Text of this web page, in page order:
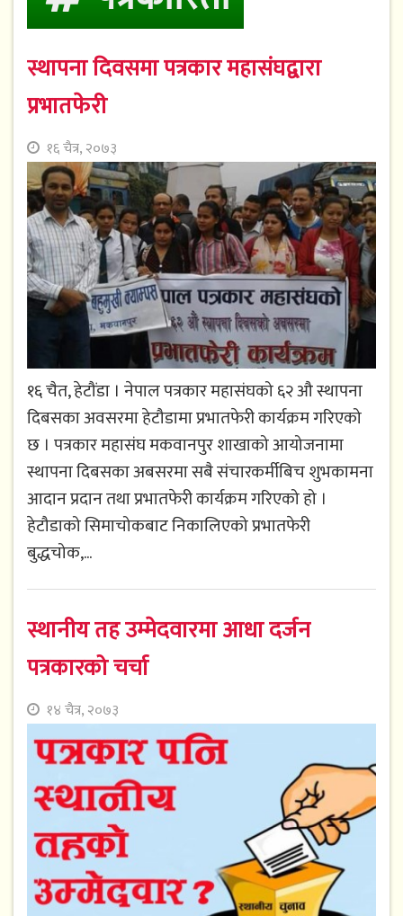
स्थापना दिवसमा पत्रकार महासंघद्वारा
प्रभातफेरी
१६ चैत्र, २०७३
१६ चैत, हेटौंडा । नेपाल पत्रकार महासंघको ६२ औ स्थापना
दिबसका अवसरमा हेटौडामा प्रभातफेरी कार्यक्रम गरिएको
छ । पत्रकार महासंघ मकवानपुर शाखाको आयोजनामा
स्थापना दिबसका अबसरमा सबै संचारकर्मीबिच शुभकामना
आदान प्रदान तथा प्रभातफेरी कार्यक्रम गरिएको हो ।
हेटौडाको सिमाचोकबाट निकालिएको प्रभातफेरी
बुद्धचोक,...
स्थानीय तह उम्मेदवारमा आधा दर्जन
पत्रकारको चर्चा
१४ चैत्र, २०७३